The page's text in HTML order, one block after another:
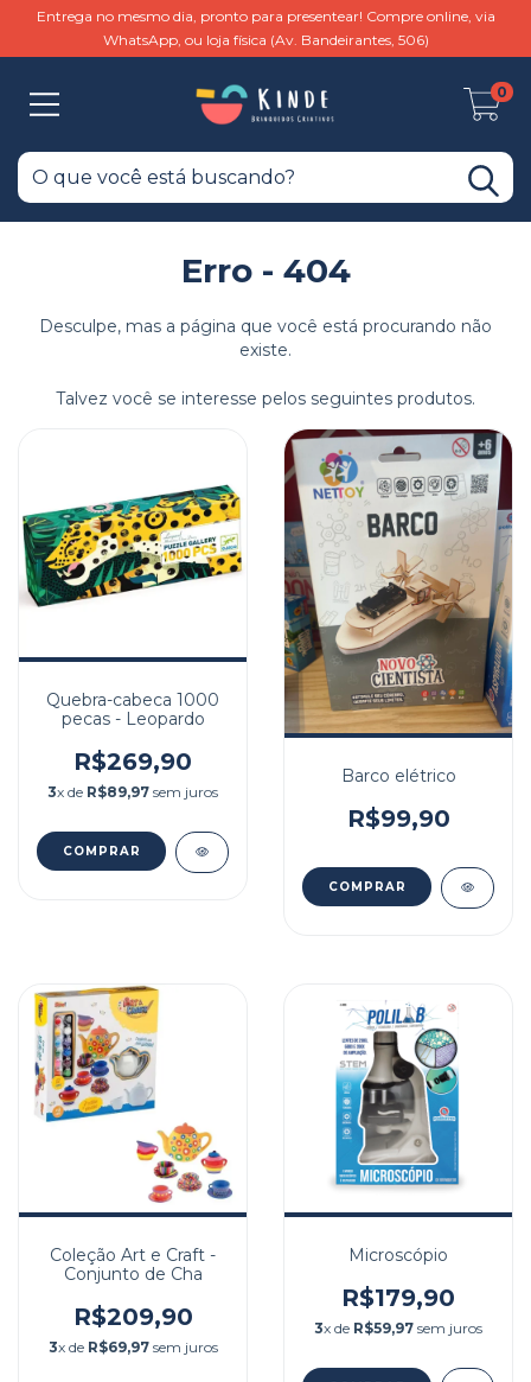
Entrega no mesmo dia, pronto para presentear! Compre online, via
WhatsApp, ou loja física (Av. Bandeirantes, 506)
0
Erro - 404
Desculpe, mas a página que você está procurando não
existe.
Talvez você se interesse pelos seguintes produtos.
Quebra-cabeca 1000
pecas - Leopardo
R$269,90
3x de R$89,97 sem juros
Barco elétrico
R$99,90
Coleção Art e Craft -
Conjunto de Cha
R$209,90
3x de R$69,97sem juros
Microscópio
R$179,90
3x de R$59,97 sem juros